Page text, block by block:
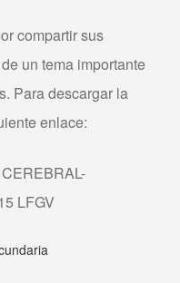
compartir sus
un tema importante
Para descargar la
enlace:
LFGV